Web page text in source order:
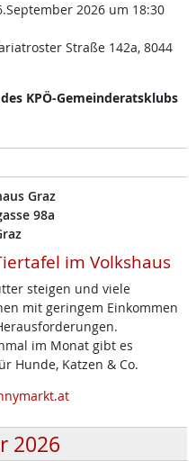
2026 um 18:30
Straße 142a, 8044
KPÖ-Gemeinderatsklubs
Graz
98a
im Volkshaus
steigen und viele
mit geringem Einkommen
im Monat gibt es
Hunde, Katzen & Co.
2026